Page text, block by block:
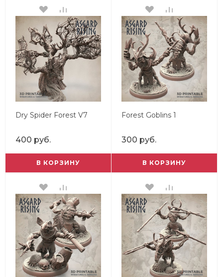
Dry Spider Forest V7
400 руб.
В КОРЗИНУ
Forest Goblins 1
300 руб.
В КОРЗИНУ